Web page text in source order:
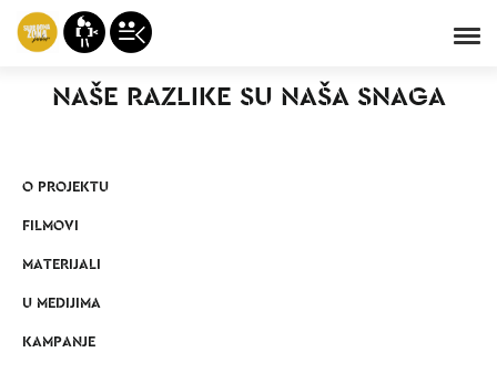
NAŠE RAZLIKE SU NAŠA SNAGA
O PROJEKTU
FILMOVI
MATERIJALI
U MEDIJIMA
KAMPANJE